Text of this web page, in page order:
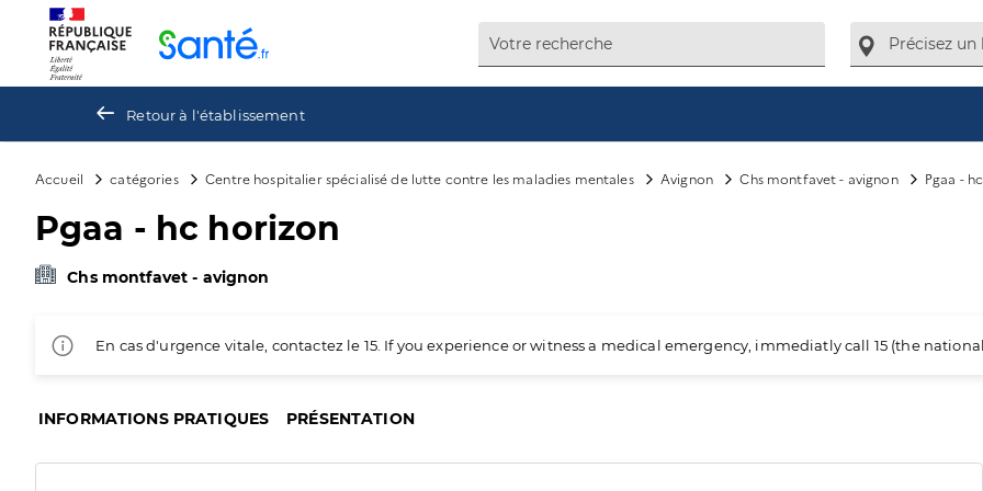
Retour à l'établissement
Accueil catégories Centre hospitalier spécialisé de lutte contre les maladies mentales Avignon Chs montfavet - avignon Pgaa -
Pgaa - hc horizon
Chs montfavet - avignon
En cas d'urgence vitale, contactez le 15. If you experience or witness a medical emergency, immediatly call 15 (the
INFORMATIONS PRATIQUES PRÉSENTATION
Panneau de gestion des cookies